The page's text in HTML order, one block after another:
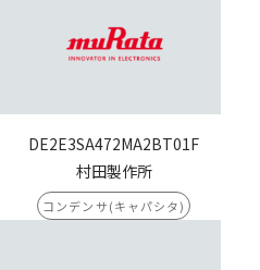
DE2E3SA472MA2BT01F
村田製作所
コンデンサ(キャパシタ)